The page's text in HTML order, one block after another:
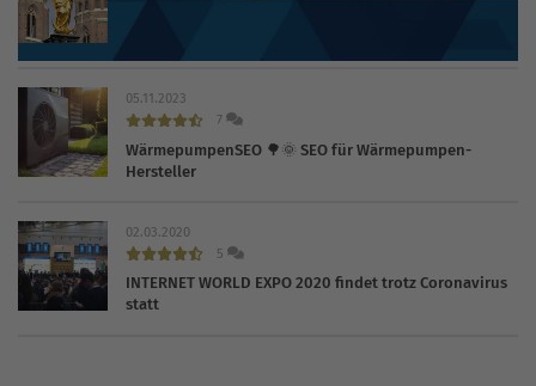
05.11.2023
7
WärmepumpenSEO 🌳🌞 SEO für Wärmepumpen-
Hersteller
02.03.2020
5
INTERNET WORLD EXPO 2020 findet trotz Coronavirus
statt